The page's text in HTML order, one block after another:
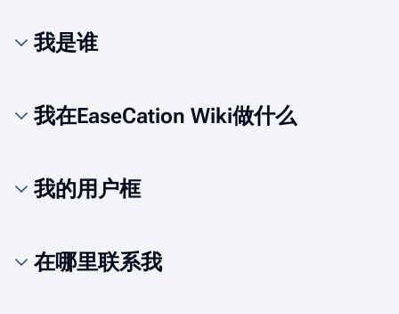
我是谁
我在EaseCation Wiki做什么
我的用户框
在哪里联系我